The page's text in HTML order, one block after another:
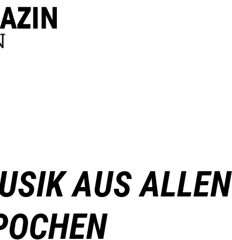
AUS ALLEN